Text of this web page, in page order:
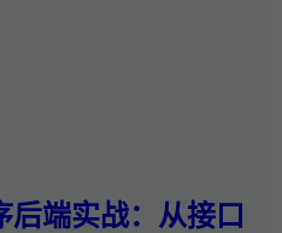
端实战：从接口